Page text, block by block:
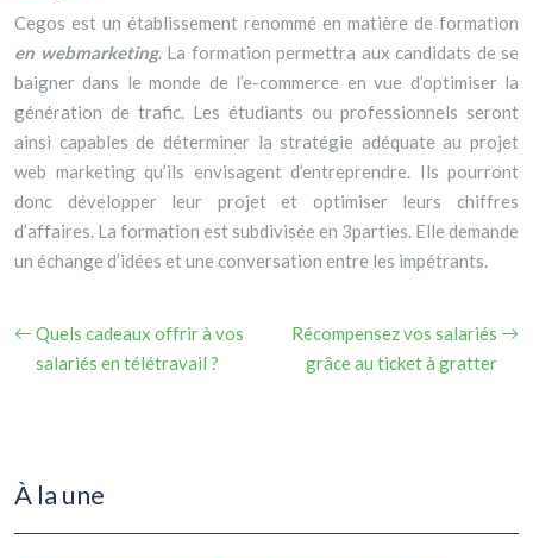
Cegos est un établissement renommé en matière de formation
en webmarketing. La formation permettra aux candidats de se
baigner dans le monde de l’e-commerce en vue d’optimiser la
génération de trafic. Les étudiants ou professionnels seront
ainsi capables de déterminer la stratégie adéquate au projet
web marketing qu’ils envisagent d’entreprendre. Ils pourront
donc développer leur projet et optimiser leurs chiffres
d’affaires. La formation est subdivisée en 3parties. Elle demande
un échange d’idées et une conversation entre les impétrants.
Quels cadeaux offrir à vos
salariés en télétravail ?
Récompensez vos salariés
grâce au ticket à gratter
À la une